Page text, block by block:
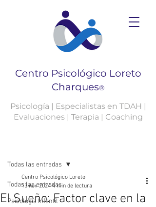
Centro Psicológico Loreto
Charques®
Psicología | Especialistas en TDAH |
Evaluaciones | Terapia | Coaching
Todas las entradas
Psicología Infantil
Todas las entradas
El Sueño: Factor clave en la
Centro Psicológico Loreto
13 nov 2024 4 min de lectura